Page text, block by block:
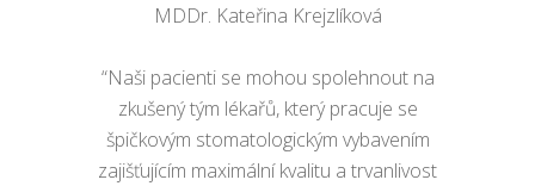
MDDr. Kateřina Krejzlíková
“Naši pacienti se mohou spolehnout na
zkušený tým lékařů, který pracuje se
špičkovým stomatologickým vybavením
zajišťujícím maximální kvalitu a trvanlivost